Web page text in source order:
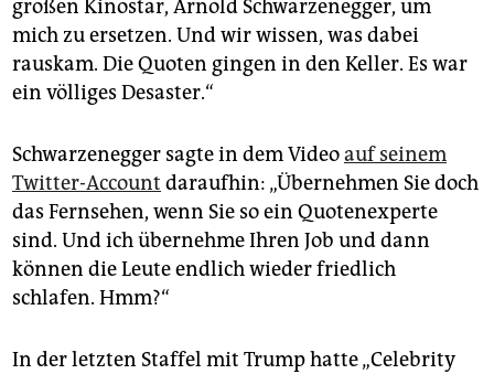
großen Kinostar, Arnold Schwarzenegger, um
mich zu ersetzen. Und wir wissen, was dabei
rauskam. Die Quoten gingen in den Keller. Es war
ein völliges Desaster.“
Schwarzenegger sagte in dem Videoauf seinem
Twitter-Account daraufhin: „Übernehmen Sie doch
das Fernsehen, wenn Sie so ein Quotenexperte
sind. Und ich übernehme Ihren Job und dann
können die Leute endlich wieder friedlich
schlafen. Hmm?“
In der letzten Staffel mit Trump hatte „Celebrity